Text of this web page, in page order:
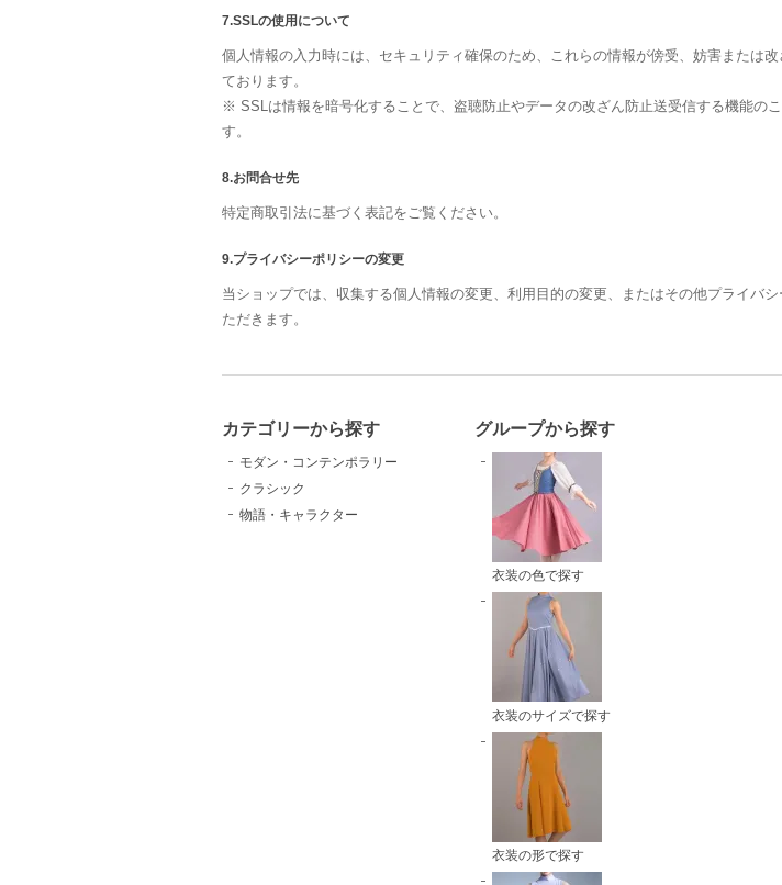
7.SSLの使用について
個人情報の入力時には、セキュリティ確保のため、これらの情報が傍受、妨害または
ております。
※ SSLは情報を暗号化することで、盗聴防止やデータの改ざん防止送受信する機能の
す。
8.お問合せ先
特定商取引法に基づく表記をご覧ください。
9.プライバシーポリシーの変更
当ショップでは、収集する個人情報の変更、利用目的の変更、またはその他プライバ
ただきます。
カテゴリーから探す
モダン・コンテンポラリー
クラシック
物語・キャラクター
グループから探す
衣装の色で探す
衣装のサイズで探す
衣装の形で探す